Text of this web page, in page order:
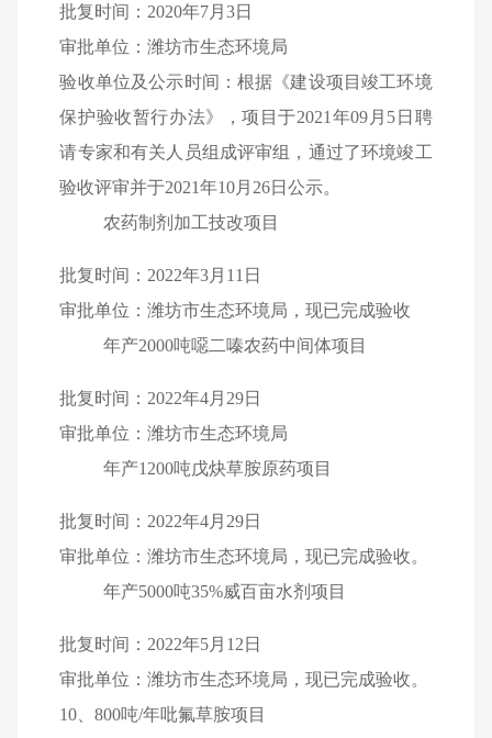
批复时间： 2020年7月3日
审批单位：潍坊市生态环境局
验收单位及公示时间：根据《建设项目竣工环境
保护验收暂行办法》，项目于2021 年09 月 5 日聘
请专家和有关人员组成评审组，通过了环境竣工
验收评审并于2021年10月 26日公示。
农药制剂加工技改项目
批复时间： 2022年3月 11 日
审批单位：潍坊市生态环境局，现已完成验收
年产2000吨噁二嗪农药中间体项目
批复时间： 2022年4月 29日
审批单位：潍坊市生态环境局
年产1200吨戊炔草胺原药项目
批复时间： 2022年4月 29日
审批单位：潍坊市生态环境局，现已完成验收。
年产5000吨35%威百亩水剂项目
批复时间： 2022年5月 12 日
审批单位：潍坊市生态环境局，现已完成验收。
10 、800吨/年吡氟草胺项目